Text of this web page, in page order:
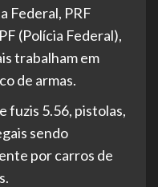
Federal, PRF
(Polícia Federal),
trabalham em
de armas.
fuzis 5.56, pistolas,
sendo
por carros de